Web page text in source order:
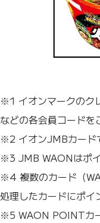
※1 イオンマークのク
などの各会員コードを
※2 イオンJMBカード
※3 JMB WAONはポ
※4 複数のカード（
処理したカードにポイ
※5 WAON POINTカ